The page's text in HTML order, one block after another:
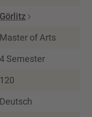
Görlitz
Master of Arts
4 Semester
120
Deutsch